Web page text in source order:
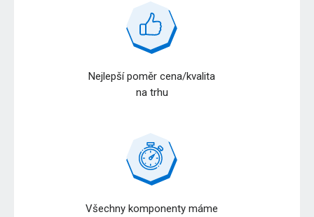
Nejlepší poměr cena/kvalita
na trhu
Všechny komponenty máme